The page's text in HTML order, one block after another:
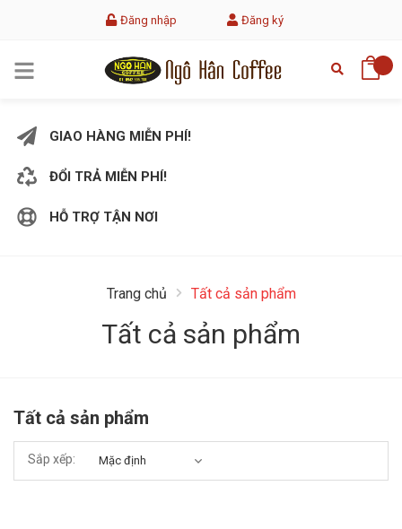
Đăng nhập Đăng ký
GIAO HÀNG MIỄN PHÍ!
ĐỔI TRẢ MIỄN PHÍ!
HỖ TRỢ TẬN NƠI
Trang chủ Tất cả sản phẩm
Tất cả sản phẩm
Tất cả sản phẩm
Sắp xếp: